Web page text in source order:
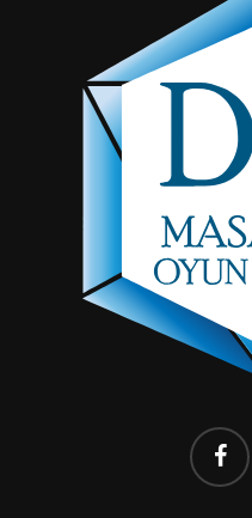
facebook